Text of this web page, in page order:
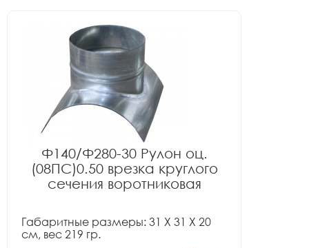
Ф140/Ф280-30 Рулон оц.
(08ПС)0.50 врезка круглого
сечения воротниковая
Габаритные размеры: 31 X 31 X 20
см, вес 219 гр.